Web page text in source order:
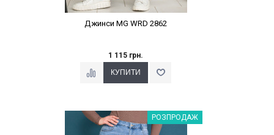
Джинси MG WRD 2862
1 115 грн.
Наклейки Варіант з %РОЗПРОДАЖ